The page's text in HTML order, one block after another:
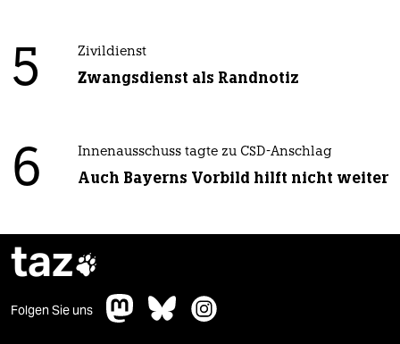
5 Zivildienst
Zwangsdienst als Randnotiz
6 Innenausschuss tagte zu CSD-Anschlag
Auch Bayerns Vorbild hilft nicht weiter
taz
Folgen Sie uns